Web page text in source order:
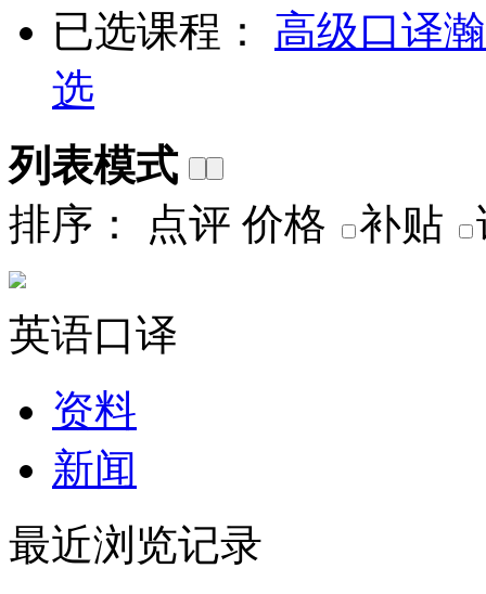
已选课程： 高级口译
选
列表模式
排序：
点评 价格 补贴
英语口译
资料
新闻
最近浏览记录